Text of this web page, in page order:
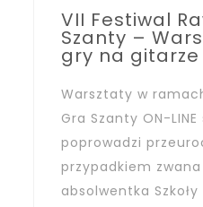
VII Festiwal
Szanty –
gry na gitarze
Warsztaty w
Gra Szanty ON-
poprowadzi
przypadkiem zwana
absolwentka